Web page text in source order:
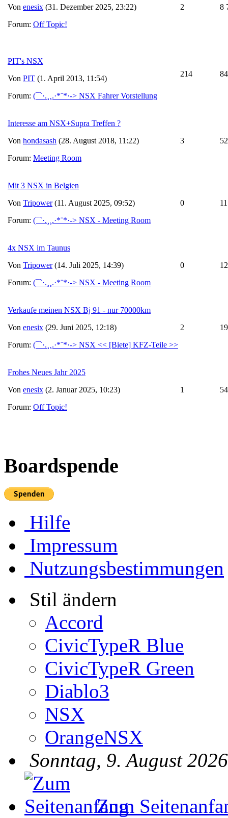
Von enesix (31. Dezember 2025, 23:22)
Forum: Off Topic!
2 8
PIT's NSX
Von PIT (1. April 2013, 11:54)
Forum: (¯`·.¸¸.·*¨*·-> NSX Fahrer Vorstellung
214
Interesse am NSX+Supra Treffen ?
Von hondasash (28. August 2018, 11:22)
Forum: Meeting Room
3
Mit 3 NSX in Belgien
Von Tripower(11. August 2025, 09:52)
Forum: (¯`·.¸¸.·*¨*·-> NSX - Meeting Room
0
4x NSX im Taunus
Von Tripower(14. Juli 2025, 14:39)
Forum: (¯`·.¸¸.·*¨*·-> NSX - Meeting Room
0
Verkaufe meinen NSX Bj 91 - nur 70000km
Von enesix (29. Juni 2025, 12:18)
Forum: (¯`·.¸¸.·*¨*·-> NSX << [Biete] KFZ-Teile >>
2
Frohes Neues Jahr 2025
Von enesix (2. Januar 2025, 10:23)
Forum: Off Topic!
1
Boardspende
Hilfe
Impressum
Nutzungsbestimmungen
Stil ändern
Accord
CivicTypeR Blue
CivicTypeR Green
Diablo3
NSX
OrangeNSX
Sonntag, 9. August
Zum